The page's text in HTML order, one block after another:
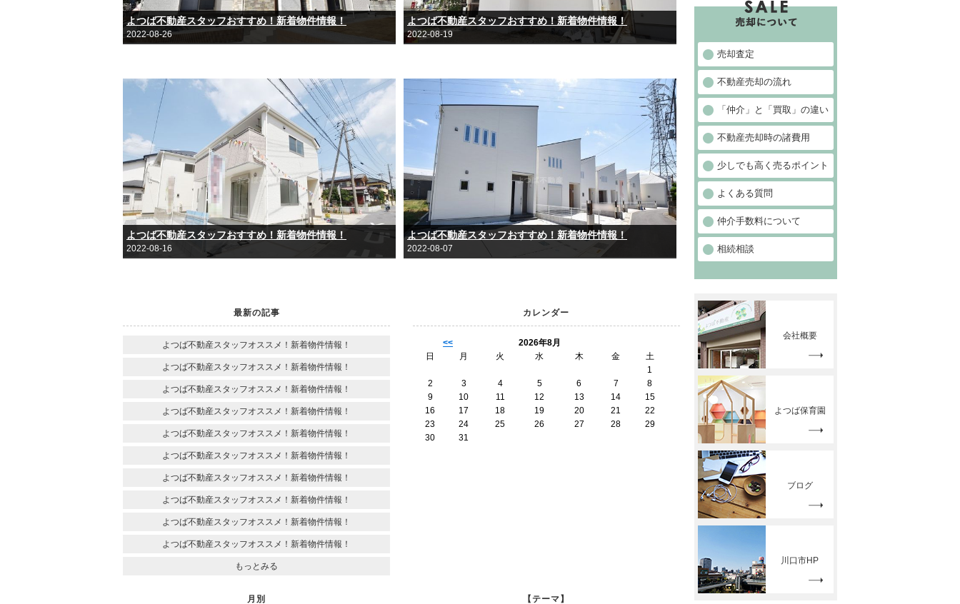
よつば不動産スタッフおすすめ！新着物件情報！
2022-08-26
よつば不動産スタッフおすすめ！新着物件情報！
2022-08-19
よつば不動産スタッフおすすめ！新着物件情報！
2022-08-16
よつば不動産スタッフおすすめ！新着物件情報！
2022-08-07
最新の記事
よつば不動産スタッフオススメ！新着物件情報！
よつば不動産スタッフオススメ！新着物件情報！
よつば不動産スタッフオススメ！新着物件情報！
よつば不動産スタッフオススメ！新着物件情報！
よつば不動産スタッフオススメ！新着物件情報！
よつば不動産スタッフオススメ！新着物件情報！
よつば不動産スタッフオススメ！新着物件情報！
よつば不動産スタッフオススメ！新着物件情報！
よつば不動産スタッフオススメ！新着物件情報！
よつば不動産スタッフオススメ！新着物件情報！
もっとみる
カレンダー
<<
2026年8月
日
月 火 水 木 金
土
1
2
3 4 5 6 7
8
9
10 11 12 13 14
15
16
17 18 19 20 21
22
23
24 25 26 27 28
29
30
31
月別 【テーマ】
売却査定
不動産売却の流れ
「仲介」と「買取」の違い
不動産売却時の諸費用
少しでも高く売るポイント
よくある質問
仲介手数料について
相続相談
会社概要
よつば保育園
ブログ
川口市HP